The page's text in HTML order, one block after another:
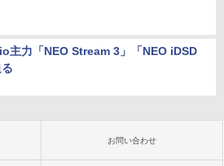
主力「NEO Stream 3」「NEO iDSD
お問い合わせ